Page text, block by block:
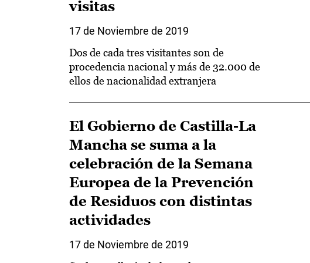
visitas
17 de Noviembre de 2019
Dos de cada tres visitantes son de
procedencia nacional y más de 32.000 de
ellos de nacionalidad extranjera
El Gobierno de Castilla-La
Mancha se suma a la
celebración de la Semana
Europea de la Prevención
de Residuos con distintas
actividades
17 de Noviembre de 2019